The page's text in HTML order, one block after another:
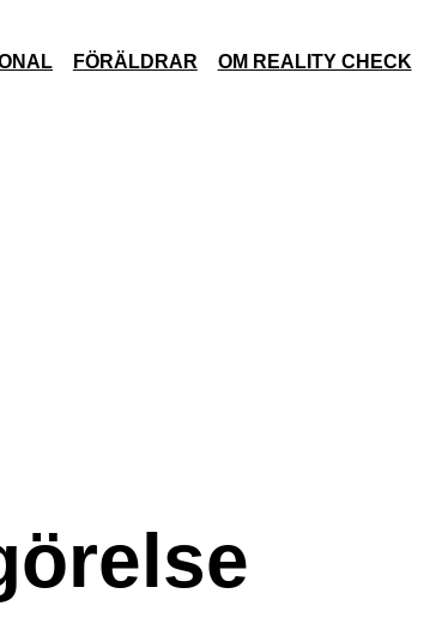
FÖRÄLDRAR OM REALITY CHECK